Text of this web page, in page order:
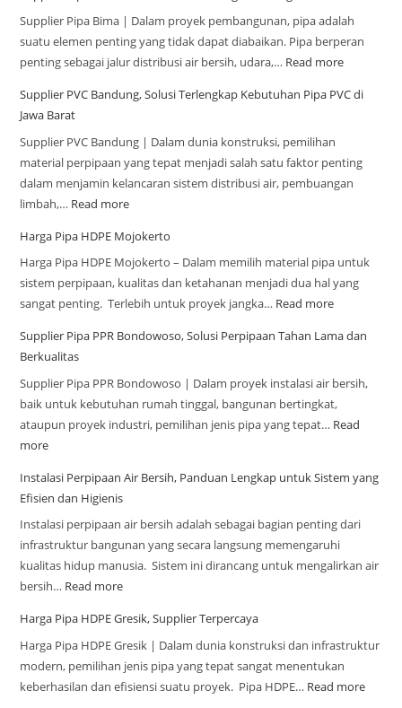
Supplier Pipa Bima | Dalam proyek pembangunan, pipa adalah
suatu elemen penting yang tidak dapat diabaikan. Pipa berperan
penting sebagai jalur distribusi air bersih, udara,… Read more
Supplier PVC Bandung, Solusi Terlengkap Kebutuhan Pipa PVC di
Jawa Barat
Supplier PVC Bandung | Dalam dunia konstruksi, pemilihan
material perpipaan yang tepat menjadi salah satu faktor penting
dalam menjamin kelancaran sistem distribusi air, pembuangan
limbah,… Read more
Harga Pipa HDPE Mojokerto
Harga Pipa HDPE Mojokerto – Dalam memilih material pipa untuk
sistem perpipaan, kualitas dan ketahanan menjadi dua hal yang
sangat penting. Terlebih untuk proyek jangka… Read more
Supplier Pipa PPR Bondowoso, Solusi Perpipaan Tahan Lama dan
Berkualitas
Supplier Pipa PPR Bondowoso | Dalam proyek instalasi air bersih,
baik untuk kebutuhan rumah tinggal, bangunan bertingkat,
ataupun proyek industri, pemilihan jenis pipa yang tepat… Read
more
Instalasi Perpipaan Air Bersih, Panduan Lengkap untuk Sistem yang
Efisien dan Higienis
Instalasi perpipaan air bersih adalah sebagai bagian penting dari
infrastruktur bangunan yang secara langsung memengaruhi
kualitas hidup manusia. Sistem ini dirancang untuk mengalirkan air
bersih… Read more
Harga Pipa HDPE Gresik, Supplier Terpercaya
Harga Pipa HDPE Gresik | Dalam dunia konstruksi dan infrastruktur
modern, pemilihan jenis pipa yang tepat sangat menentukan
keberhasilan dan efisiensi suatu proyek. Pipa HDPE… Read more